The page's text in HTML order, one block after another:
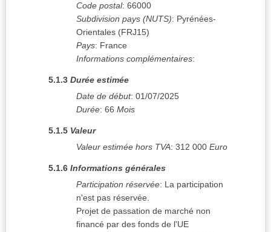
Code postal: 66000
Subdivision pays (NUTS): Pyrénées-
Orientales (FRJ15)
Pays: France
Informations complémentaires:
5.1.3 Durée estimée
Date de début: 01/07/2025
Durée: 66 Mois
5.1.5 Valeur
Valeur estimée hors TVA: 312 000 Euro
5.1.6 Informations générales
Participation réservée: La participation
n'est pas réservée.
Projet de passation de marché non
financé par des fonds de l'UE